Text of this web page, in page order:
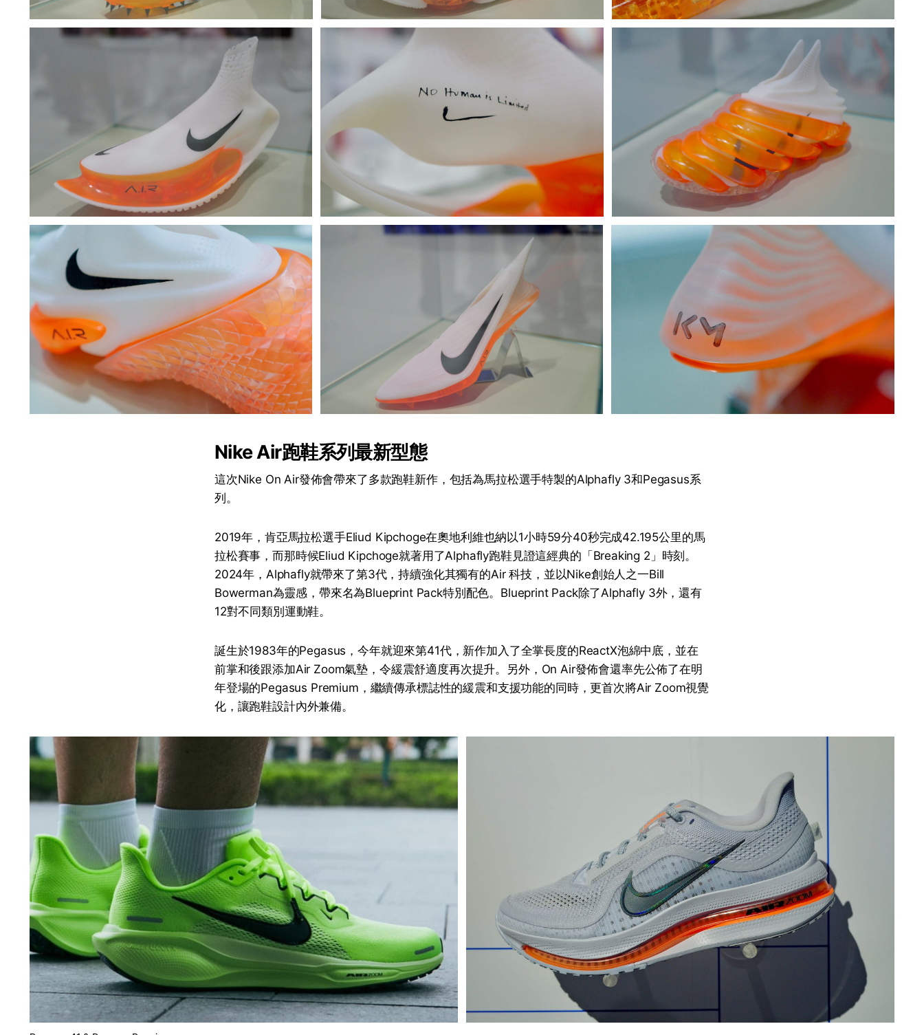
Nike Air跑鞋系列最新型態
這次Nike On Air發佈會帶來了多款跑鞋新作，包括為馬拉松選手特製的Alphafly 3和Pegasus系
列。
2019年，肯亞馬拉松選手Eliud Kipchoge在奧地利維也納以1小時59分40秒完成42.195公里的馬
拉松賽事，而那時候Eliud Kipchoge就著用了Alphafly跑鞋見證這經典的「Breaking 2」時刻。
2024年，Alphafly就帶來了第3代，持續強化其獨有的Air 科技，並以Nike創始人之一Bill
Bowerman為靈感，帶來名為Blueprint Pack特別配色。Blueprint Pack除了Alphafly 3外，還有
12對不同類別運動鞋。
誕生於1983年的Pegasus，今年就迎來第41代，新作加入了全掌長度的ReactX泡綿中底，並在
前掌和後跟添加Air Zoom氣墊，令緩震舒適度再次提升。另外，On Air發佈會還率先公佈了在明
年登場的Pegasus Premium，繼續傳承標誌性的緩震和支援功能的同時，更首次將Air Zoom視覺
化，讓跑鞋設計內外兼備。